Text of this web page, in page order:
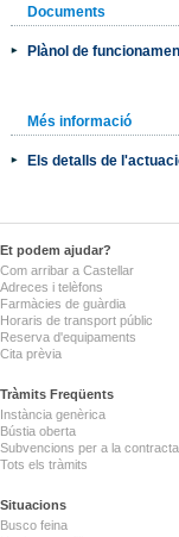
Documents
Plànol de
Més informació
Els detalls de
Et podem ajudar?
Com arribar a Castellar
Adreces i telèfons
Farmàcies de guàrdia
Horaris de transport públic
Reserva d'equipaments
Cita prèvia
Tràmits Freqüents
Instància genèrica
Bústia oberta
Subvencions per a la
Tots els tràmits
Situacions
Busco feina